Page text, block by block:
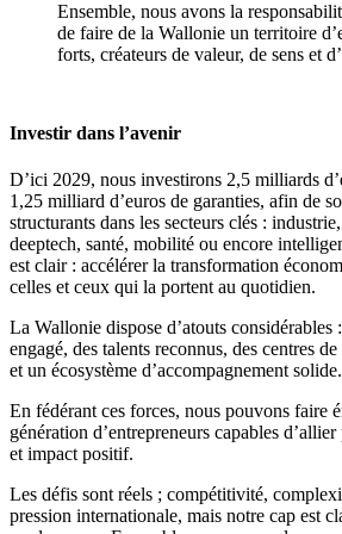
Ensemble, nous avons la
de faire de la Wallonie un territoire
forts, créateurs de valeur, de sens et
Investir dans l’avenir
D’ici 2029, nous investirons 2,5 milliards
1,25 milliard d’euros de garanties, afin de
structurants dans les secteurs clés :
deeptech, santé, mobilité ou encore
est clair : accélérer la transformation
celles et ceux qui la portent au quotidien.
La Wallonie dispose d’atouts considérables
engagé, des talents reconnus, des centres
et un écosystème d’accompagnement solide.
En fédérant ces forces, nous pouvons faire
génération d’entrepreneurs capables
et impact positif.
Les défis sont réels ; compétitivité,
pression internationale, mais notre cap est